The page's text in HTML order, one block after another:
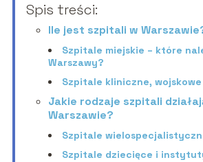
Spis treści:
Ile jest szpitali w
Szpitale miejskie – które
Warszawy?
Szpitale kliniczne,
Jakie rodzaje szpitali
Warszawie?
Szpitale
Szpitale dziecięce i